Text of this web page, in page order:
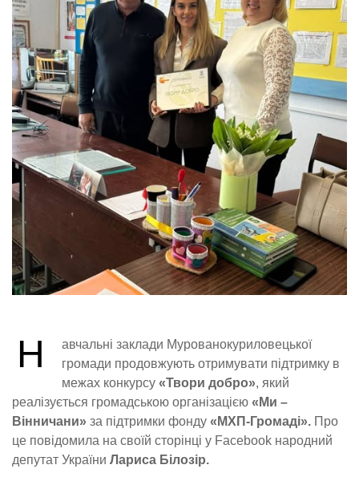
Н
авчальні заклади Мурованокуриловецької
громади продовжують отримувати підтримку в
межах конкурсу «Твори добро», який
реалізується громадською організацією «Ми –
Вінничани» за підтримки фонду «МХП-Громаді». Про
це повідомила на своїй сторінці у Facebook народний
депутат України Лариса Білозір.